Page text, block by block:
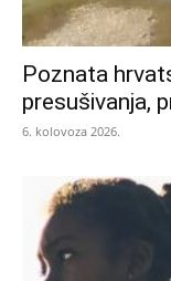
Poznata
presušivanja,
6. kolovoza 2026.